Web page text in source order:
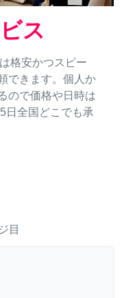
ス
格安かつスピー
できます。個人か
ので価格や日時は
日全国どこでも承
目